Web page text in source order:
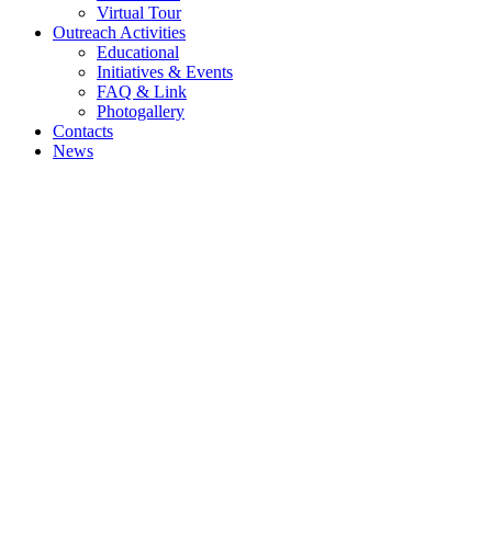
Virtual Tour
Outreach Activities
Educational
Initiatives & Events
FAQ & Link
Photogallery
Contacts
News